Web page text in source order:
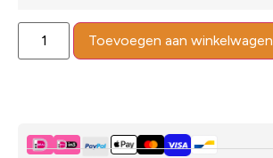
Toevoegen aan winkelwagen